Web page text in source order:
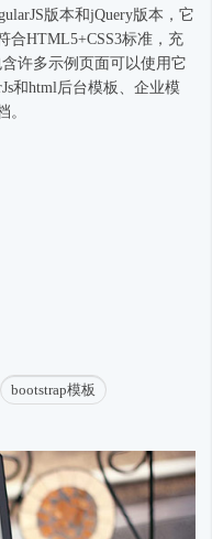
版本和jQuery版本，它
合HTML5+CSS3标准，充
许多示例页面可以使用它
和html 后台模板 、企业模
。
bootstrap模板